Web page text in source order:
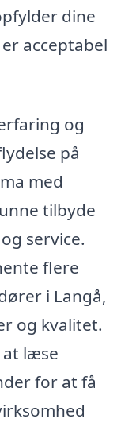
dine
acceptabel
og
på
med
tilbyde
service.
flere
i Langå,
og kvalitet.
at læse
for at få